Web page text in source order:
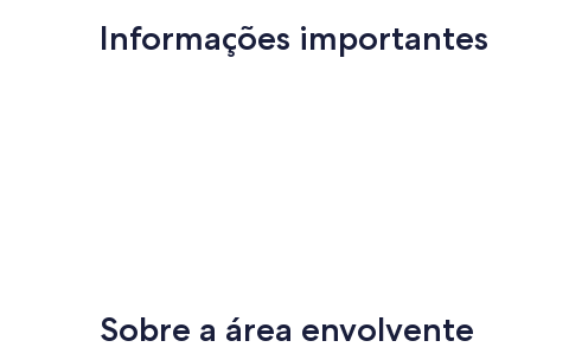
Informações importantes
Sobre a área envolvente